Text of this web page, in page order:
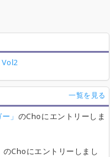
一覧を見る
」 のChoにエントリーしま
のChoにエントリーしまし